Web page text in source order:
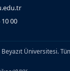
00
Üniversitesi.